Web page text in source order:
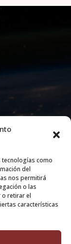
tecnologías como
del
nos permitirá
o las
o retirar el
características
LinkedIn